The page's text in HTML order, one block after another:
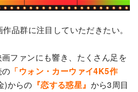
品群に注目していただきたい。
ファンにも響き、たくさん足を
「ウォン・カーウァイ4K5作
)からの 『恋する惑星』 から3周目